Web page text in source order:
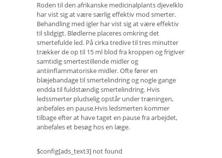
Roden til den afrikanske medicinalplants djevelklo
har vist sig at være særlig effektiv mod smerter.
Behandling med igler har vist sig at være effektiv
til slidgigt. Blødlerne placeres omkring det
smertefulde led. På cirka tredive til tres minutter
trækker de op til 15 ml blod fra kroppen og frigiver
samtidig smertestillende midler og
antiinflammatoriske midler. Ofte fører en
blæjebandage til smertelindring og nogle gange
endda til fuldstændig smertelindring. Hvis
ledssmerter pludselig opstår under træningen,
anbefales en pause.Hvis ledsmerten kommer
tilbage efter at have taget en pause fra arbejdet,
anbefales et besøg hos en læge.
$config[ads_text3] not found